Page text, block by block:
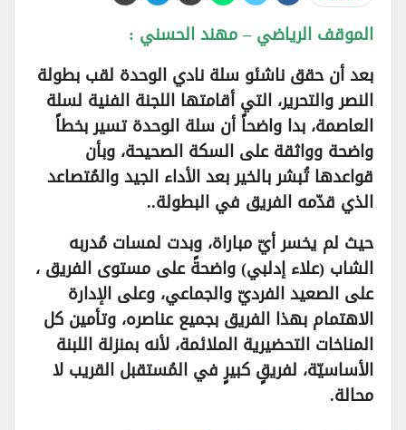
الموقف الرياضي – مهند الحسني :
بعد أن حقق ناشئو سلة نادي الوحدة لقب بطولة
النصر والتحرير، التي أقامتها اللجنة الفنية لسلة
العاصمة، بدا واضحاً أن سلة الوحدة تسير بخطاً
واضحة وواثقة على السكة الصحيحة، وبأن
قواعدها تُبشر بالخير بعد الأداء الجيد والمُتصاعد
الذي قدّمه الفريق في البطولة..
حيث لم يخسر أيّ مباراة، وبدت لمسات مُدربه
الشاب (علاء إدلبي) واضحةً على مستوى الفريق ،
على الصعيد الفرديّ والجماعي، وعلى الإدارة
الاهتمام بهذا الفريق بجميع عناصره، وتأمين كل
المناخات التحضيرية الملائمة، لأنه بمنزلة اللبنة
الأساسيّة، لفريقٍ كبيرٍ في المُستقبل القريب لا
محالة.